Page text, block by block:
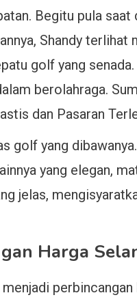
Begitu pula
Shandy terlihat
golf yang
berolahraga.
dan Pasaran
golf yang
yang elegan,
jelas,
Harga